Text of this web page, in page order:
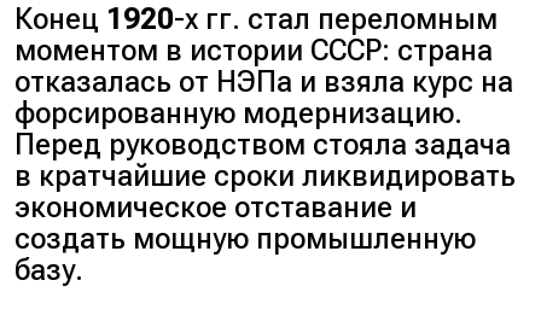
Конец 1920-х гг. стал переломным
моментом в истории СССР: страна
отказалась от НЭПа и взяла курс на
форсированную модернизацию.
Перед руководством стояла задача
в кратчайшие сроки ликвидировать
экономическое отставание и
создать мощную промышленную
базу.